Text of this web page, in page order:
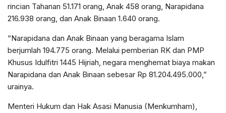
rincian Tahanan 51.171 orang, Anak 458 orang, Narapidana
216.938 orang, dan Anak Binaan 1.640 orang.
“Narapidana dan Anak Binaan yang beragama Islam
berjumlah 194.775 orang. Melalui pemberian RK dan PMP
Khusus Idulfitri 1445 Hijriah, negara menghemat biaya makan
Narapidana dan Anak Binaan sebesar Rp 81.204.495.000,”
urainya.
Menteri Hukum dan Hak Asasi Manusia (Menkumham),